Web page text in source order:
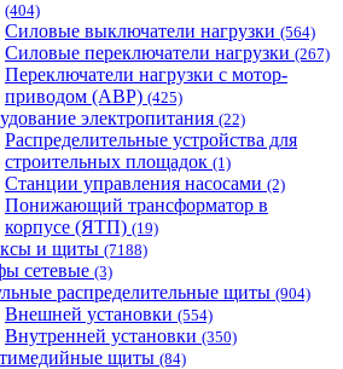
(404)
Силовые выключатели нагрузки (564)
Cиловые переключатели нагрузки (267)
Переключатели нагрузки с мотор-
приводом (АВР) (425)
электропитания (22)
Распределительные устройства для
строительных площадок (1)
Станции управления насосами (2)
Понижающий трансформатор в
корпусе (ЯТП) (19)
и щиты (7188)
сетевые (3)
распределительные щиты (904)
Внешней установки (554)
Внутренней установки (350)
щиты (84)